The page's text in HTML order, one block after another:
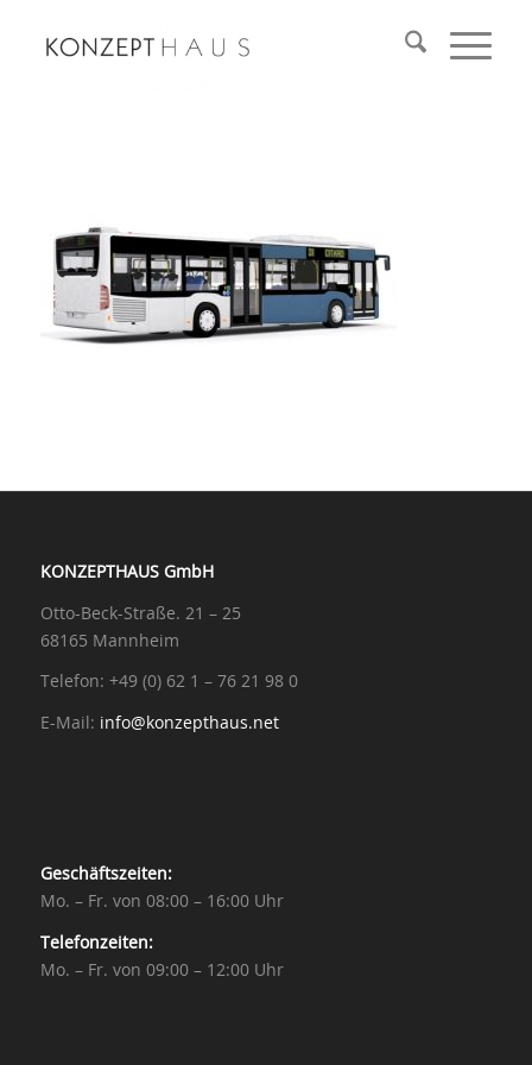
KONZEPTHAUS GmbH
Otto-Beck-Straße. 21 – 25
68165 Mannheim
Telefon: +49 (0) 62 1 – 76 21 98 0
E-Mail: info@konzepthaus.net
Geschäftszeiten:
Mo. – Fr. von 08:00 – 16:00 Uhr
Telefonzeiten:
Mo. – Fr. von 09:00 – 12:00 Uhr